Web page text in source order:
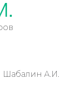
Шабалин А.И.